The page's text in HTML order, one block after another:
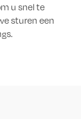
u snel te
sturen een